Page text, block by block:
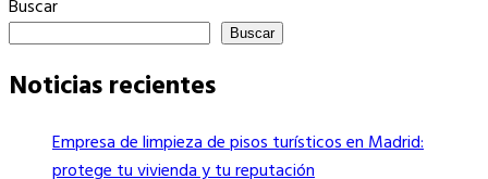
entradas
Post
Buscar
Buscar
Noticias recientes
Empresa de limpieza de pisos turísticos en Madrid:
protege tu vivienda y tu reputación